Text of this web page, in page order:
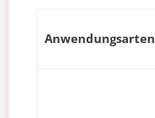
Anwendungsarten